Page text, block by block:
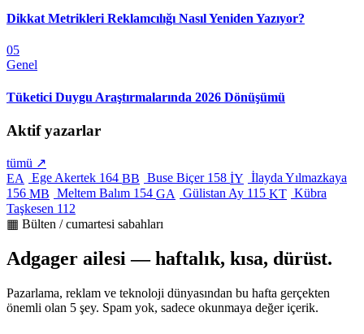
Dikkat Metrikleri Reklamcılığı Nasıl Yeniden Yazıyor?
05
Genel
Tüketici Duygu Araştırmalarında 2026 Dönüşümü
Aktif yazarlar
tümü ↗
EA
Ege Akertek 164 BB Buse Biçer 158 İY İlayda Yılmazkaya
156 MB Meltem Balım 154 GA Gülistan Ay 115 KT Kübra
Taşkesen 112
▦ Bülten / cumartesi sabahları
Adgager ailesi — haftalık, kısa, dürüst.
Pazarlama, reklam ve teknoloji dünyasından bu hafta gerçekten
önemli olan 5 şey. Spam yok, sadece okunmaya değer içerik.